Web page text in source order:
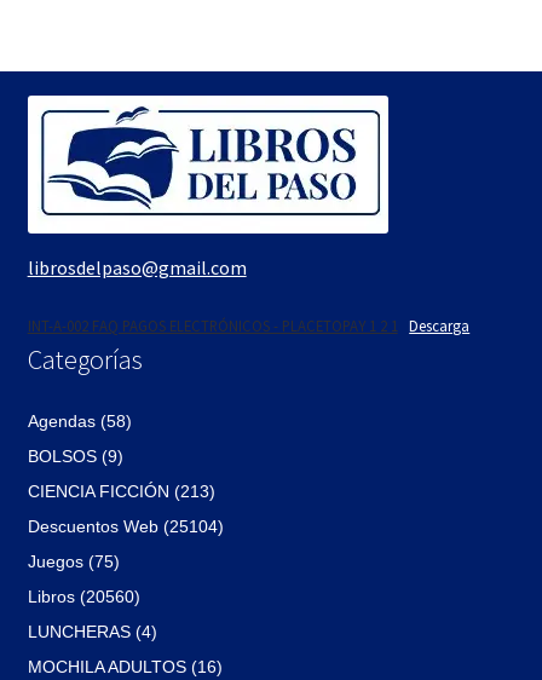
librosdelpaso@gmail.com
INT-A-002 FAQ PAGOS ELECTRÓNICOS - PLACETOPAY 1 2 1 Descarga
Categorías
Agendas (58)
BOLSOS (9)
CIENCIA FICCIÓN (213)
Descuentos Web (25104)
Juegos (75)
Libros (20560)
LUNCHERAS (4)
MOCHILA ADULTOS (16)